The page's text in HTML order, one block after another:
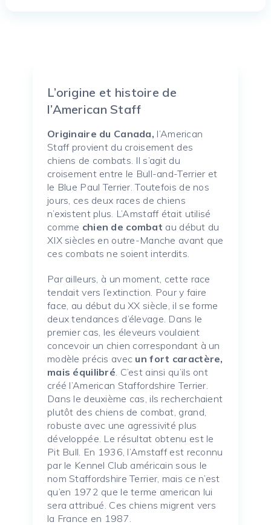
L’origine et histoire de
l’American Staff
Originaire du Canada, l’American
Staff provient du croisement des
chiens de combats. Il s’agit du
croisement entre le Bull-and-Terrier et
le Blue Paul Terrier. Toutefois de nos
jours, ces deux races de chiens
n’existent plus. L’Amstaff était utilisé
comme chien de combat au début du
XIX siècles en outre-Manche avant que
ces combats ne soient interdits.
Par ailleurs, à un moment, cette race
tendait vers l’extinction. Pour y faire
face, au début du XX siècle, il se forme
deux tendances d’élevage. Dans le
premier cas, les éleveurs voulaient
concevoir un chien correspondant à un
modèle précis avec un fort caractère,
mais équilibré . C’est ainsi qu’ils ont
créé l’American Staffordshire Terrier.
Dans le deuxième cas, ils recherchaient
plutôt des chiens de combat, grand,
robuste avec une agressivité plus
développée. Le résultat obtenu est le
Pit Bull. En 1936, l’Amstaff est reconnu
par le Kennel Club américain sous le
nom Staffordshire Terrier, mais ce n’est
qu’en 1972 que le terme american lui
sera attribué. Ces chiens migrent vers
la France en 1987.